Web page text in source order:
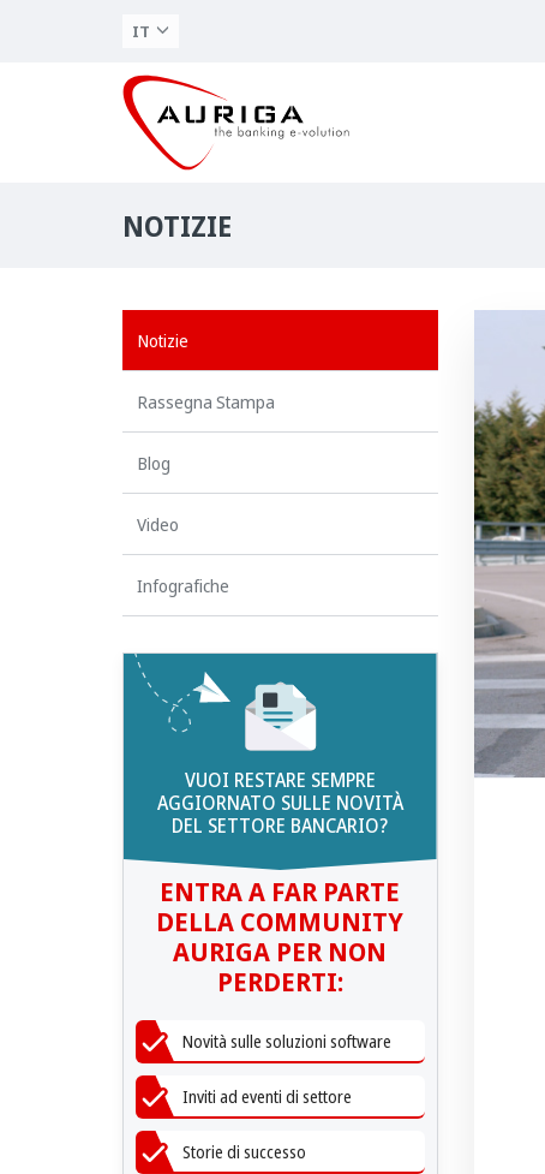
IT
NOTIZIE
Notizie
Rassegna Stampa
Blog
Video
Infografiche
VUOI RESTARE SEMPRE
AGGIORNATO SULLE NOVITÀ
DEL SETTORE BANCARIO?
ENTRA A FAR PARTE
DELLA COMMUNITY
AURIGA PER NON
PERDERTI:
Novità sulle soluzioni software
Inviti ad eventi di settore
Storie di successo